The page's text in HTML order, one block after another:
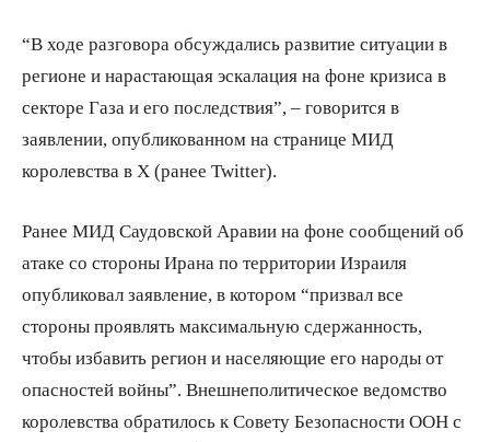
“В ходе разговора обсуждались развитие ситуации в
регионе и нарастающая эскалация на фоне кризиса в
секторе Газа и его последствия”, – говорится в
заявлении, опубликованном на странице МИД
королевства в X (ранее Twitter).
Ранее МИД Саудовской Аравии на фоне сообщений об
атаке со стороны Ирана по территории Израиля
опубликовал заявление, в котором “призвал все
стороны проявлять максимальную сдержанность,
чтобы избавить регион и населяющие его народы от
опасностей войны”. Внешнеполитическое ведомство
королевства обратилось к Совету Безопасности ООН с